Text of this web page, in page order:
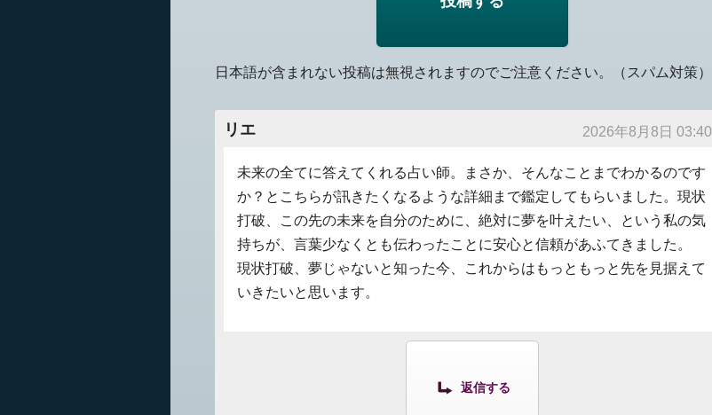
日本語が含まれない投稿は無視されますのでご注意ください。（スパム対策）
リエ 2026年8月8日 03:40
未来の全てに答えてくれる占い師。まさか、そんなことまでわかるのです
か？とこちらが訊きたくなるような詳細まで鑑定してもらいました。現状
打破、この先の未来を自分のために、絶対に夢を叶えたい、という私の気
持ちが、言葉少なくとも伝わったことに安心と信頼があふてきました。
現状打破、夢じゃないと知った今、これからはもっともっと先を見据えて
いきたいと思います。
返信する